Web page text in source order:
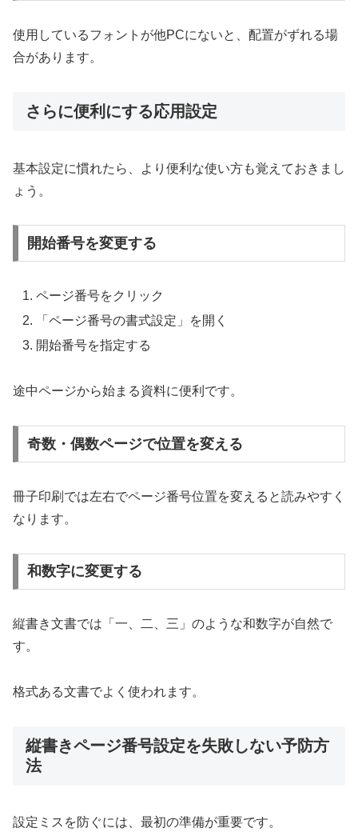
使用しているフォントが他PCにないと、配置がずれる場
合があります。
さらに便利にする応用設定
基本設定に慣れたら、より便利な使い方も覚えておきまし
ょう。
開始番号を変更する
ページ番号をクリック
「ページ番号の書式設定」を開く
開始番号を指定する
途中ページから始まる資料に便利です。
奇数・偶数ページで位置を変える
冊子印刷では左右でページ番号位置を変えると読みやすく
なります。
和数字に変更する
縦書き文書では「一、二、三」のような和数字が自然で
す。
格式ある文書でよく使われます。
縦書きページ番号設定を失敗しない予防方
法
設定ミスを防ぐには、最初の準備が重要です。